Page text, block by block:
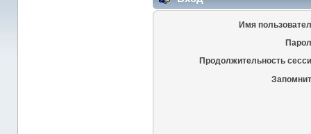
Имя
Продолжительность